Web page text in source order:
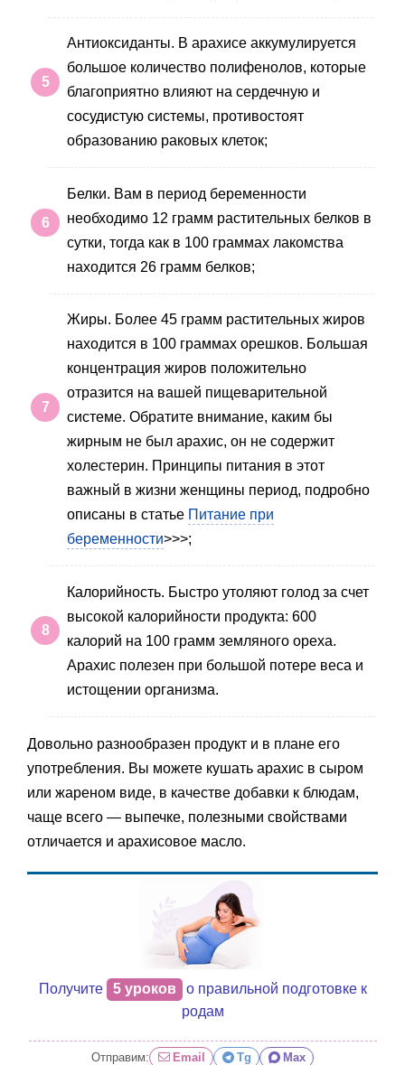
Антиоксиданты. В арахисе аккумулируется
большое количество полифенолов, которые
благоприятно влияют на сердечную и
сосудистую системы, противостоят
образованию раковых клеток;
Белки. Вам в период беременности
необходимо 12 грамм растительных белков в
сутки, тогда как в 100 граммах лакомства
находится 26 грамм белков;
Жиры. Более 45 грамм растительных жиров
находится в 100 граммах орешков. Большая
концентрация жиров положительно
отразится на вашей пищеварительной
системе. Обратите внимание, каким бы
жирным не был арахис, он не содержит
холестерин. Принципы питания в этот
важный в жизни женщины период, подробно
описаны в статье Питание при
беременности>>>;
Калорийность. Быстро утоляют голод за счет
высокой калорийности продукта: 600
калорий на 100 грамм земляного ореха.
Арахис полезен при большой потере веса и
истощении организма.
Довольно разнообразен продукт и в плане его
употребления. Вы можете кушать арахис в сыром
или жареном виде, в качестве добавки к блюдам,
чаще всего — выпечке, полезными свойствами
отличается и арахисовое масло.
Получите 5 уроков
о правильной подготовке к
родам
Отправим: Email Tg Max